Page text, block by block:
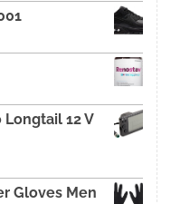
Longtail 12 V
Gloves Men